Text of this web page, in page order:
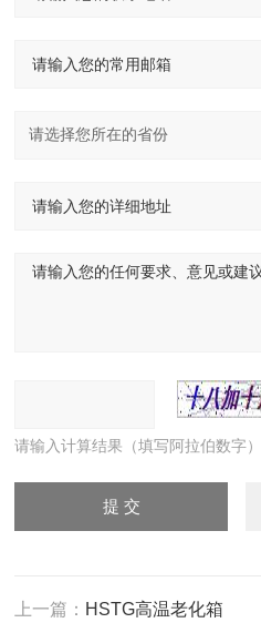
请输入计算结果（填写阿拉伯数字
上一篇： HSTG高温老化箱